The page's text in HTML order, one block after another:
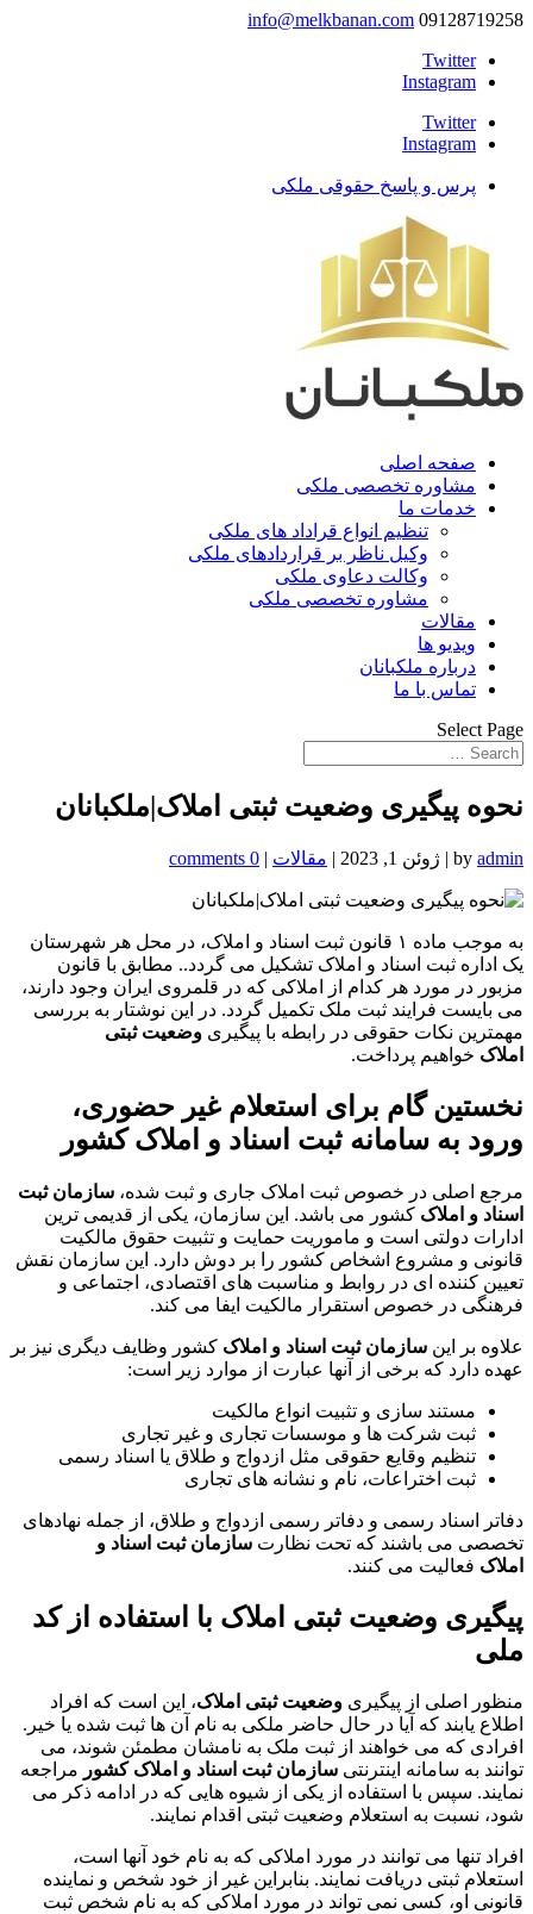
09128719258
info@melkbanan.com
Twitter
Instagram
Twitter
Instagram
پرس و پاسخ حقوقی ملکی
صفحه اصلی
مشاوره تخصصی ملکی
خدمات ما
تنظیم انواع قراداد های ملکی
وکیل ناظر بر قراردادهای ملکی
وکالت دعاوی ملکی
مشاوره تخصصی ملکی
مقالات
ویدیو ها
درباره ملکبانان
تماس با ما
Select Page
نحوه پیگیری وضعیت ثبتی املاک|ملکبانان
by admin
| ژوئن 1, 2023 | مقالات |
0 comments
به موجب ماده ۱ قانون ثبت اسناد و املاک، در محل هر شهرستان
یک اداره ثبت اسناد و املاک تشکیل می گردد.. مطابق با قانون
مزبور در مورد هر کدام از املاکی که در قلمروی ایران وجود دارند،
می بایست فرایند ثبت ملک تکمیل گردد. در این نوشتار به بررسی
مهمترین نکات حقوقی در رابطه با پیگیری وضعیت ثبتی
املاک خواهیم پرداخت.
نخستین گام برای استعلام غیر حضوری،
ورود به سامانه ثبت اسناد و املاک کشور
مرجع اصلی در خصوص ثبت املاک جاری و ثبت شده، سازمان ثبت
اسناد و املاک کشور می باشد. این سازمان، یکی از قدیمی ترین
ادارات دولتی است و ماموریت حمایت و تثبیت حقوق مالکیت
قانونی و مشروع اشخاص کشور را بر دوش دارد. این سازمان نقش
تعیین کننده ای در روابط و مناسبت های اقتصادی، اجتماعی و
فرهنگی در خصوص استقرار مالکیت ایفا می کند.
علاوه بر این سازمان ثبت اسناد و املاک کشور وظایف دیگری نیز بر
عهده دارد که برخی از آنها عبارت از موارد زیر است:
مستند سازی و تثبیت انواع مالکیت
ثبت شرکت ها و موسسات تجاری و غیر تجاری
تنظیم وقایع حقوقی مثل ازدواج و طلاق یا اسناد رسمی
ثبت اختراعات، نام و نشانه های تجاری
دفاتر اسناد رسمی و دفاتر رسمی ازدواج و طلاق، از جمله نهادهای
تخصصی می باشند که تحت نظارت سازمان ثبت اسناد و
املاک فعالیت می کنند.
پیگیری وضعیت ثبتی املاک با استفاده از کد
ملی
منظور اصلی از پیگیری وضعیت ثبتی املاک، این است که افراد
اطلاع یابند که آیا در حال حاضر ملکی به نام آن ها ثبت شده یا خیر.
افرادی که می خواهند از ثبت ملک به نامشان مطمئن شوند، می
توانند به سامانه اینترنتی سازمان ثبت اسناد و املاک کشور مراجعه
نمایند. سپس با استفاده از یکی از شیوه هایی که در ادامه ذکر می
شود، نسبت به استعلام وضعیت ثبتی اقدام نمایند.
افراد تنها می توانند در مورد املاکی که به نام خود آنها است،
استعلام ثبتی دریافت نمایند. بنابراین غیر از خود شخص و نماینده
قانونی او، کسی نمی تواند در مورد املاکی که به نام شخص ثبت